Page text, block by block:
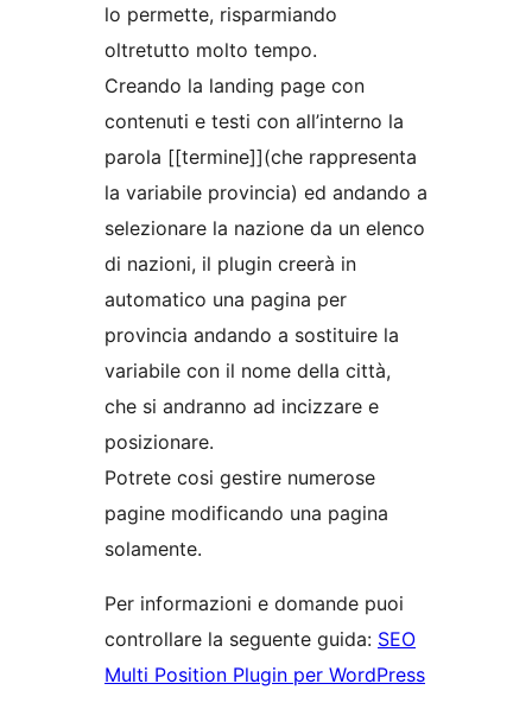
lo permette, risparmiando
oltretutto molto tempo.
Creando la landing page con
contenuti e testi con all’interno la
parola [[termine]](che rappresenta
la variabile provincia) ed andando a
selezionare la nazione da un elenco
di nazioni, il plugin creerà in
automatico una pagina per
provincia andando a sostituire la
variabile con il nome della città,
che si andranno ad incizzare e
posizionare.
Potrete cosi gestire numerose
pagine modificando una pagina
solamente.
Per informazioni e domande puoi
controllare la seguente guida: SEO
Multi Position Plugin per WordPress